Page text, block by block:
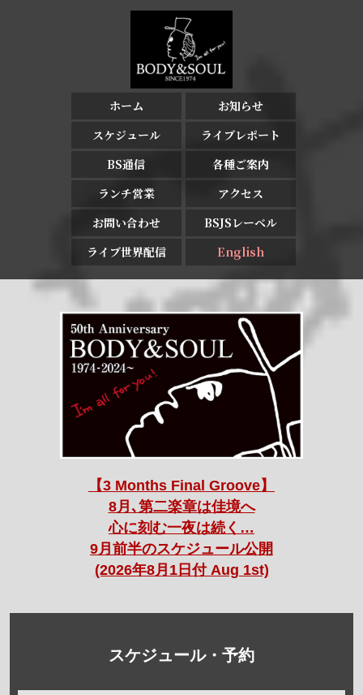
ホーム
お知らせ
スケジュール
ライブレポート
BS通信
各種ご案内
ランチ営業
アクセス
お問い合わせ
BSJSレーベル
ライブ世界配信
English
【3 Months Final Groove】
8月､第二楽章は佳境へ
心に刻む一夜は続く…
9月前半のスケジュール公開
(2026年8月1日付 Aug 1st)
スケジュール・予約